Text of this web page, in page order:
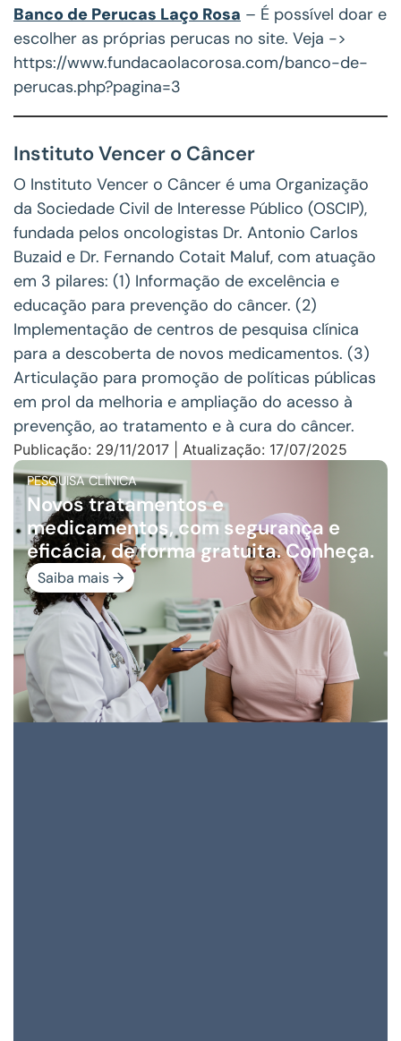
Banco de Perucas Laço Rosa – É possível doar e
escolher as próprias perucas no site. Veja ->
https://www.fundacaolacorosa.com/banco-de-
perucas.php?pagina=3
Instituto Vencer o Câncer
O Instituto Vencer o Câncer é uma Organização
da Sociedade Civil de Interesse Público (OSCIP),
fundada pelos oncologistas Dr. Antonio Carlos
Buzaid e Dr. Fernando Cotait Maluf, com atuação
em 3 pilares: (1) Informação de excelência e
educação para prevenção do câncer. (2)
Implementação de centros de pesquisa clínica
para a descoberta de novos medicamentos. (3)
Articulação para promoção de políticas públicas
em prol da melhoria e ampliação do acesso à
prevenção, ao tratamento e à cura do câncer.
Publicação: 29/11/2017 | Atualização: 17/07/2025
PESQUISA CLÍNICA
Novos tratamentos e
medicamentos, com segurança e
eficácia, de forma gratuita. Conheça.
Saiba mais →